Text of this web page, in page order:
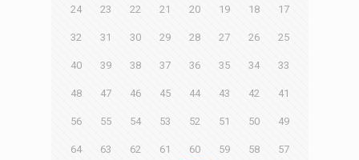
17
18
19
20
21
22
23
24
25
26
27
28
29
30
31
32
33
34
35
36
37
38
39
40
41
42
43
44
45
46
47
48
49
50
51
52
53
54
55
56
57
58
59
60
61
62
63
64